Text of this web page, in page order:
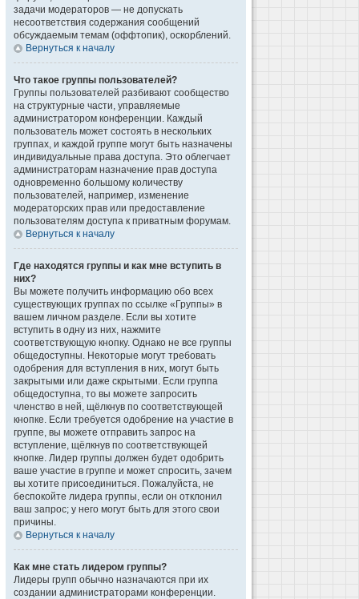
задачи модераторов — не допускать
несоответствия содержания сообщений
обсуждаемым темам (оффтопик), оскорблений.
Вернуться к началу
Что такое группы пользователей?
Группы пользователей разбивают сообщество
на структурные части, управляемые
администратором конференции. Каждый
пользователь может состоять в нескольких
группах, и каждой группе могут быть назначены
индивидуальные права доступа. Это облегчает
администраторам назначение прав доступа
одновременно большому количеству
пользователей, например, изменение
модераторских прав или предоставление
пользователям доступа к приватным форумам.
Вернуться к началу
Где находятся группы и как мне вступить в
них?
Вы можете получить информацию обо всех
существующих группах по ссылке «Группы» в
вашем личном разделе. Если вы хотите
вступить в одну из них, нажмите
соответствующую кнопку. Однако не все группы
общедоступны. Некоторые могут требовать
одобрения для вступления в них, могут быть
закрытыми или даже скрытыми. Если группа
общедоступна, то вы можете запросить
членство в ней, щёлкнув по соответствующей
кнопке. Если требуется одобрение на участие в
группе, вы можете отправить запрос на
вступление, щёлкнув по соответствующей
кнопке. Лидер группы должен будет одобрить
ваше участие в группе и может спросить, зачем
вы хотите присоединиться. Пожалуйста, не
беспокойте лидера группы, если он отклонил
ваш запрос; у него могут быть для этого свои
причины.
Вернуться к началу
Как мне стать лидером группы?
Лидеры групп обычно назначаются при их
создании администраторами конференции.